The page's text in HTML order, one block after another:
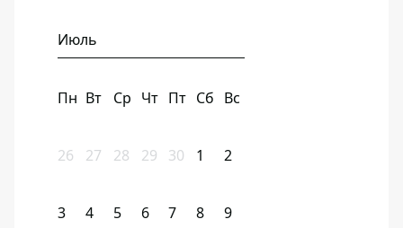
Июль
Пн Вт Ср Чт Пт Сб Вс
26 27 28 29 30 1 2
3 4 5 6 7 8 9